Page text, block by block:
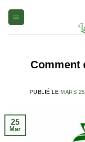
Comment
PUBLIÉ LE MARS
25
Mar